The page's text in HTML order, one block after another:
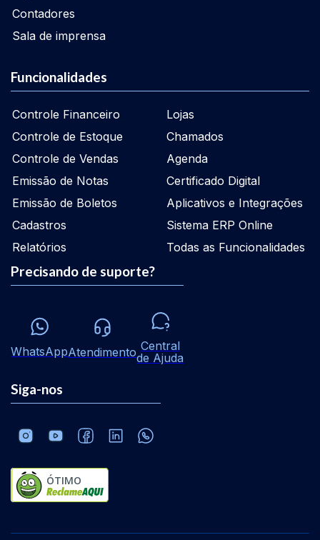
Contadores
Sala de imprensa
Funcionalidades
Controle Financeiro
Controle de Estoque
Controle de Vendas
Emissão de Notas
Emissão de Boletos
Cadastros
Relatórios
Lojas
Chamados
Agenda
Certificado Digital
Aplicativos e Integrações
Sistema ERP Online
Todas as Funcionalidades
Precisando de suporte?
WhatsAppAtendimento Central
de Ajuda
Siga-nos
ÓTIMO